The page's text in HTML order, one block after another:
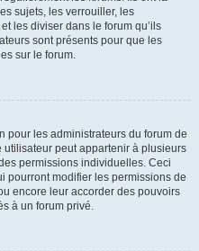
sujets, les verrouiller, les
les diviser dans le forum qu’ils
sont présents pour que les
sur le forum.
pour les administrateurs du forum de
peut appartenir à plusieurs
permissions individuelles. Ceci
pourront modifier les permissions de
encore leur accorder des pouvoirs
à un forum privé.